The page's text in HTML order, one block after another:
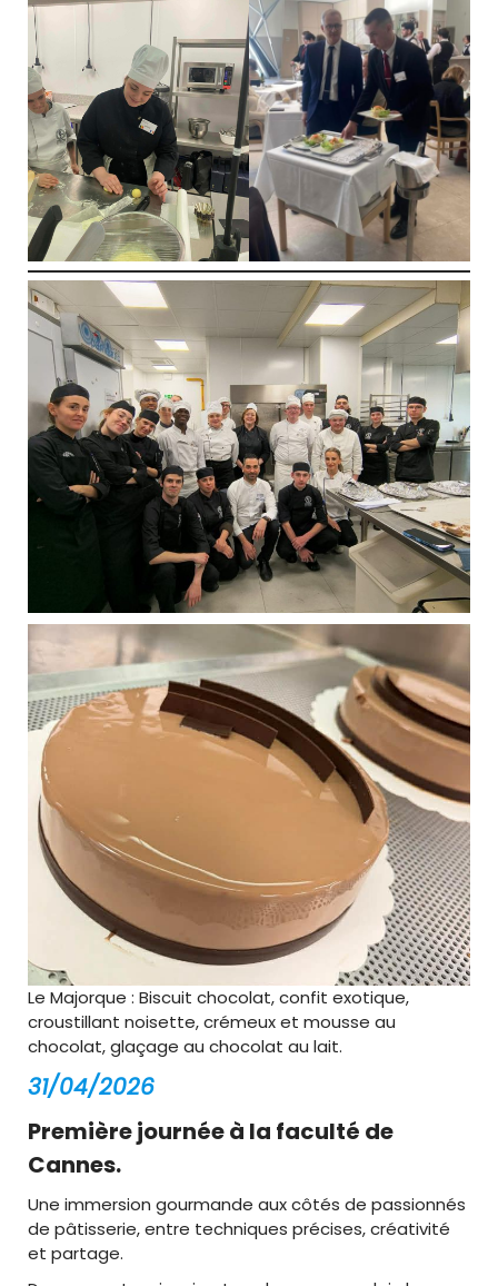
Le Majorque : Biscuit chocolat, confit exotique,
croustillant noisette, crémeux et mousse au
chocolat, glaçage au chocolat au lait.
31/04/2026
Première journée à la faculté de
Cannes.
Une immersion gourmande aux côtés de passionnés
de pâtisserie, entre techniques précises, créativité
et partage.